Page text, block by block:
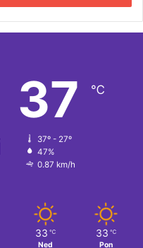
37 ℃
37º - 27º
47%
0.87 km/h
33 ℃
Ned
33 ℃
Pon